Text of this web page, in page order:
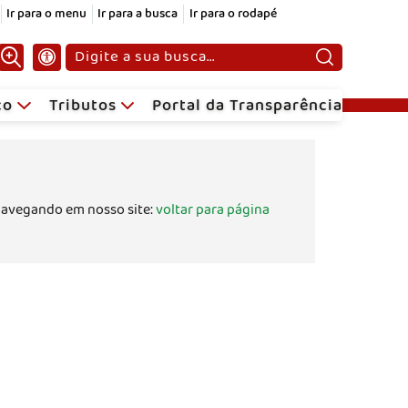
Ir para o menu Ir para a busca Ir para o rodapé
Pesquisar:
Tributos Portal da Transparência
em nosso site:voltar para página